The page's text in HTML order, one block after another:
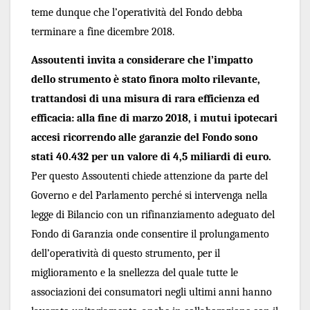
teme dunque che l’operatività del Fondo debba
terminare a fine dicembre 2018.
Assoutenti invita a considerare che l’impatto
dello strumento è stato finora molto rilevante,
trattandosi di una misura di rara efficienza ed
efficacia: alla fine di marzo 2018, i mutui ipotecari
accesi ricorrendo alle garanzie del Fondo sono
Per questo Assoutenti chiede attenzione da parte del
Governo e del Parlamento perché si intervenga nella
legge di Bilancio con un rifinanziamento adeguato del
Fondo di Garanzia onde consentire il prolungamento
dell’operatività di questo strumento, per il
miglioramento e la snellezza del quale tutte le
associazioni dei consumatori negli ultimi anni hanno